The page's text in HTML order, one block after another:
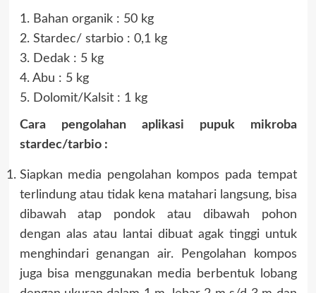
1. Bahan organik : 50 kg
2. Stardec/ starbio : 0,1 kg
3. Dedak : 5 kg
4. Abu : 5 kg
5. Dolomit/Kalsit : 1 kg
Cara pengolahan aplikasi pupuk mikroba
stardec/tarbio :
Siapkan media pengolahan kompos pada tempat
terlindung atau tidak kena matahari langsung, bisa
dibawah atap pondok atau dibawah pohon
dengan alas atau lantai dibuat agak tinggi untuk
menghindari genangan air. Pengolahan kompos
juga bisa menggunakan media berbentuk lobang